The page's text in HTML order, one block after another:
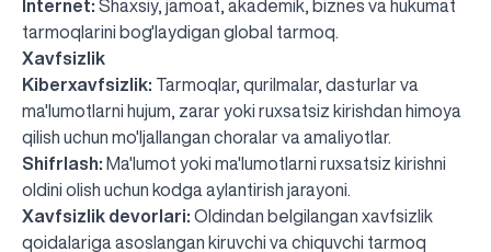
Internet: Shaxsiy, jamoat, akademik, biznes va hukumat
tarmoqlarini bog'laydigan global tarmoq.
Xavfsizlik
Kiberxavfsizlik: Tarmoqlar, qurilmalar, dasturlar va
ma'lumotlarni hujum, zarar yoki ruxsatsiz kirishdan himoya
qilish uchun mo'ljallangan choralar va amaliyotlar.
Shifrlash: Ma'lumot yoki ma'lumotlarni ruxsatsiz kirishni
oldini olish uchun kodga aylantirish jarayoni.
Xavfsizlik devorlari: Oldindan belgilangan xavfsizlik
qoidalariga asoslangan kiruvchi va chiquvchi tarmoq